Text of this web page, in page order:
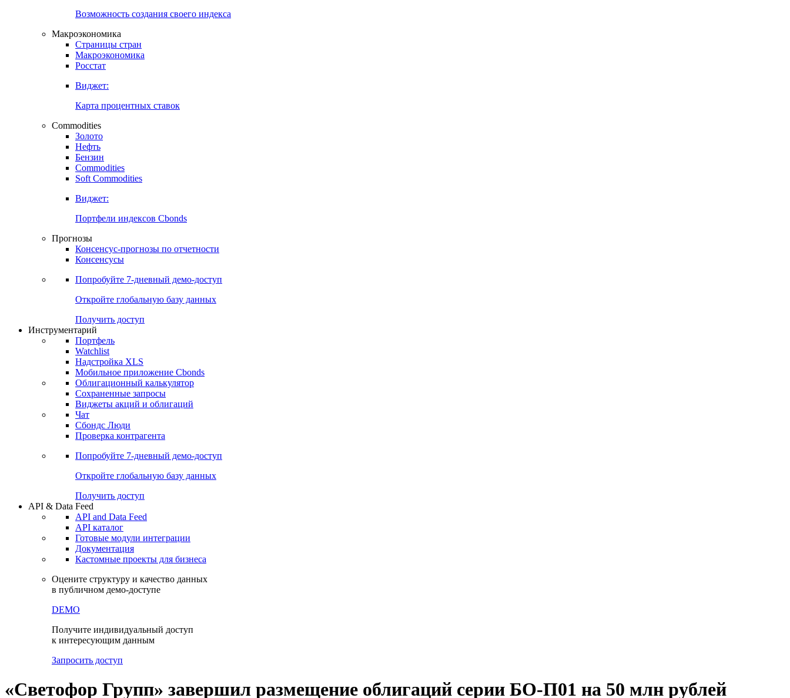
Возможность создания своего индекса
Макроэкономика
Страницы стран
Макроэкономика
Росстат
Виджет:
Карта процентных ставок
Commodities
Золото
Нефть
Бензин
Commodities
Soft Commodities
Виджет:
Портфели индексов Cbonds
Прогнозы
Консенсус-прогнозы по отчетности
Консенсусы
Попробуйте 7-дневный демо-доступ
Откройте глобальную базу данных
Получить доступ
Инструментарий
Портфель
Watchlist
Надстройка XLS
Мобильное приложение Cbonds
Облигационный калькулятор
Сохраненные запросы
Виджеты акций и облигаций
Чат
Сбондс Люди
Проверка контрагента
Попробуйте 7-дневный демо-доступ
Откройте глобальную базу данных
Получить доступ
API & Data Feed
API and Data Feed
API каталог
Готовые модули интеграции
Документация
Кастомные проекты для бизнеса
Оцените структуру и качество данных
в публичном демо-доступе
DEMO
Получите индивидуальный доступ
к интересующим данным
Запросить доступ
«Светофор Групп» завершил размещение облигаций серии БО-П01 на 50 млн рублей